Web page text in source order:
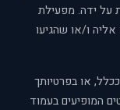
על ידה. מפעילת
ו/או שהגיעו
או בפרטיותך
המופיעים בעמוד